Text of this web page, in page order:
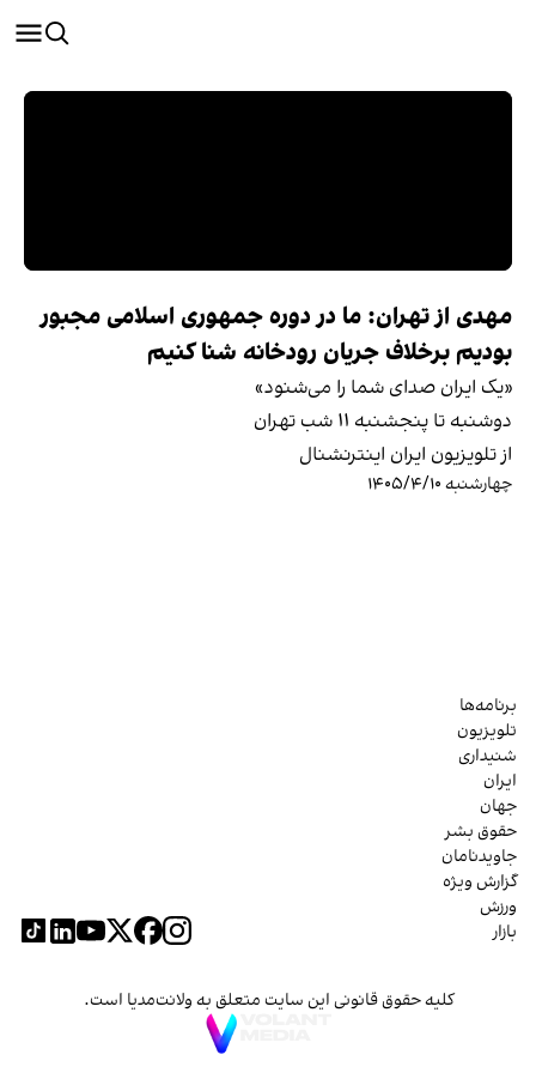
مهدی از تهران: ما در دوره جمهوری اسلامی مجبور
بودیم برخلاف جریان رودخانه شنا کنیم
«یک ایران صدای شما را می‌شنود»
دوشنبه تا پنجشنبه ۱۱ شب تهران
از تلویزیون ایران اینترنشنال
چهارشنبه ۱۴۰۵/۴/۱۰
برنامه‌ها
تلویزیون
شنیداری
ایران
جهان
حقوق بشر
جاویدنامان
گزارش ویژه
ورزش
بازار
کلیه حقوق قانونی این سایت متعلق به ولانت‌مدیا است.